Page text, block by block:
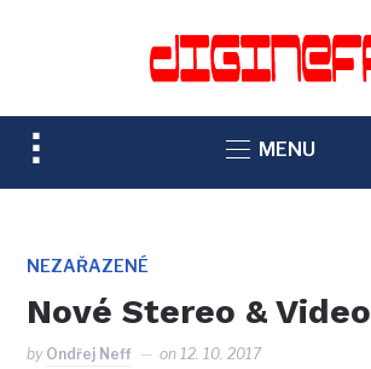
TOGGLE
SIDEBAR
NAVIGATION
MENU
NEZAŘAZENÉ
Nové Stereo & Video
by Ondřej Neff on12. 10. 2017